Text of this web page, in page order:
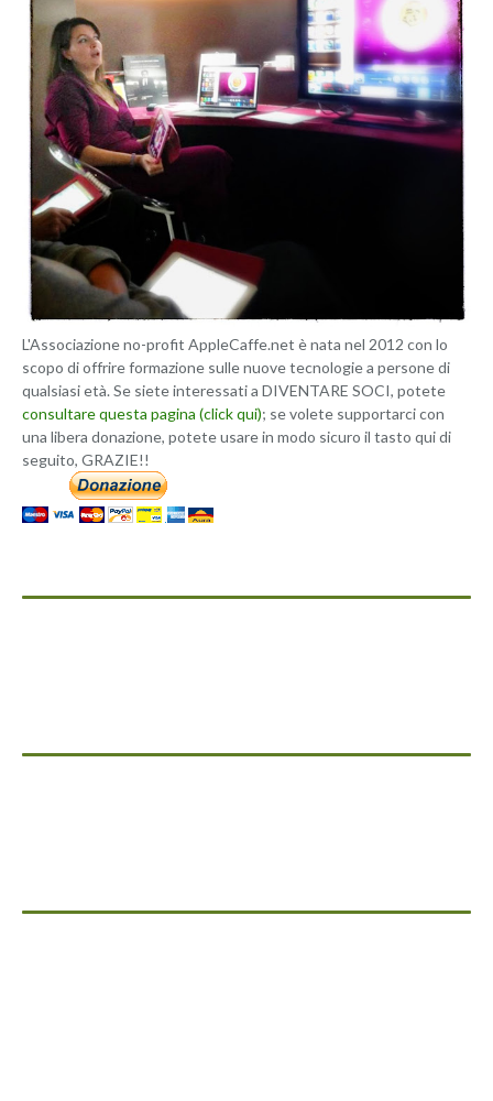
L'Associazione no-profit AppleCaffe.net è nata nel 2012 con lo
scopo di offrire formazione sulle nuove tecnologie a persone di
qualsiasi età. Se siete interessati a DIVENTARE SOCI, potete
consultare questa pagina (click qui); se volete supportarci con
una libera donazione, potete usare in modo sicuro il tasto qui di
seguito, GRAZIE!!